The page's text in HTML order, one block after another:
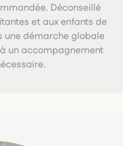
Déconseillé
et aux enfants de
une démarche globale
un accompagnement